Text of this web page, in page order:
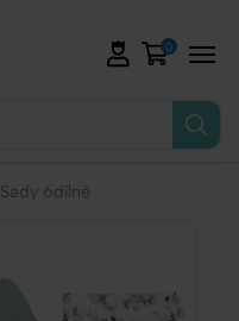
0
Sady 6dílné